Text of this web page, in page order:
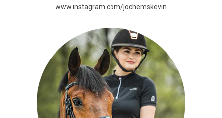
www.instagram.com/jochemskevin